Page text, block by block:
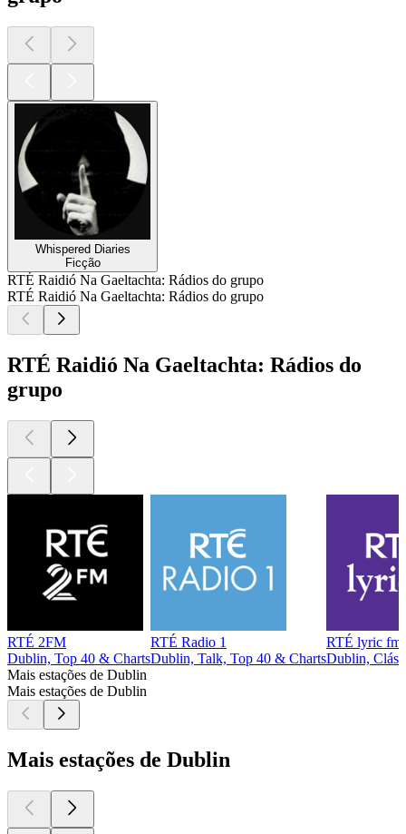
Whispered Diaries
Ficção
RTÉ Raidió Na Gaeltachta: Rádios do grupo
RTÉ Raidió Na Gaeltachta: Rádios do grupo
RTÉ Raidió Na Gaeltachta: Rádios do
grupo
RTÉ 2FM
Dublin, Top 40 & Charts
RTÉ Radio 1
Dublin, Talk, Top 40 & Charts
RTÉ lyric fm
Dublin,
Mais estações de Dublin
Mais estações de Dublin
Mais estações de Dublin